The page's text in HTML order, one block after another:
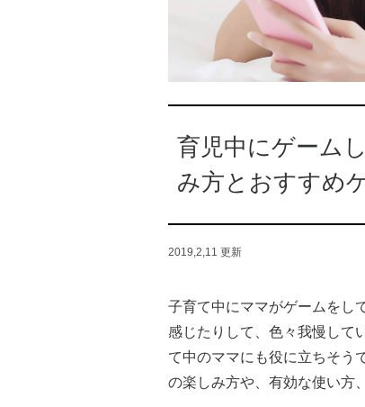
育児中にゲーム
み方とおすすめ
2019,2,11 更新
子育て中にママがゲームをし
感じたりして、色々我慢して
て中のママにも役に立ちそう
の楽しみ方や、有効な使い方